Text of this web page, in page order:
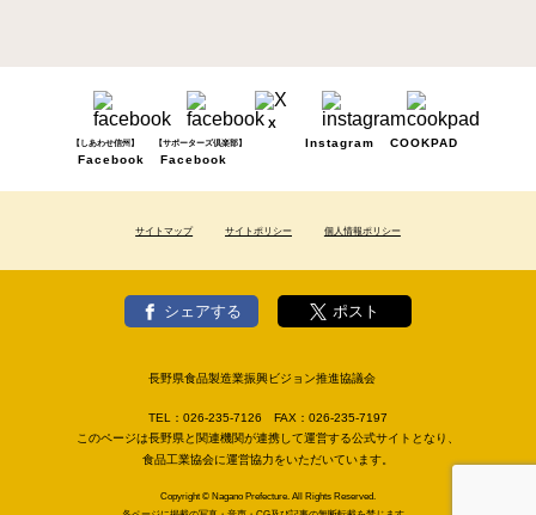
【しあわせ信州】
Facebook
【サポーターズ倶楽部】
Facebook
X
Instagram
COOKPAD
サイトマップ サイトポリシー 個人情報ポリシー
シェアする ポスト
長野県食品製造業振興ビジョン推進協議会
TEL： 026-235-7126 FAX： 026-235-7197
このページは長野県と関連機関が連携して運営する公式サイトとなり、
食品工業協会に運営協力をいただいています。
Copyright © Nagano Prefecture. All Rights Reserved.